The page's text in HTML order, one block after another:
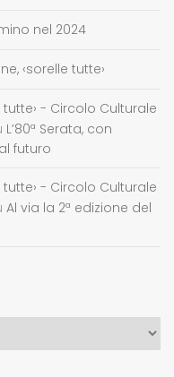
nel 2024
‹sorelle tutte›
- Circolo Culturale
L’80ª Serata, con
futuro
- Circolo Culturale
Al via la 2ª edizione del